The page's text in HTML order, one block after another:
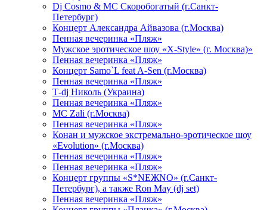
Dj Cosmo & МС Скоробогатый (г.Санкт-
Петербург)
Концерт Александра Айвазова (г.Москва)
Пенная вечеринка «Пляж»
Мужское эротическое шоу «X-Style» (г. Москва)»
Пенная вечеринка «Пляж»
Концерт Samo`L feat A-Sen (г.Москва)
Пенная вечеринка «Пляж»
Т-dj Николь (Украина)
Пенная вечеринка «Пляж»
МС Zali (г.Москва)
Пенная вечеринка «Пляж»
Конан и мужское экстремально-эротическое шоу
«Evolution» (г.Москва)
Пенная вечеринка «Пляж»
Пенная вечеринка «Пляж»
Концерт группы «S*NEЖNO» (г.Санкт-
Петербург), а также Ron May (dj set)
Пенная вечеринка «Пляж»